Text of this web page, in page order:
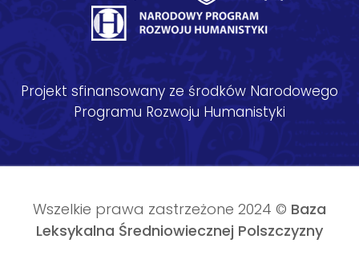
Projekt sfinansowany ze środków Narodowego
Programu Rozwoju Humanistyki
Wszelkie prawa zastrzeżone 2024 © Baza
Leksykalna Średniowiecznej Polszczyzny